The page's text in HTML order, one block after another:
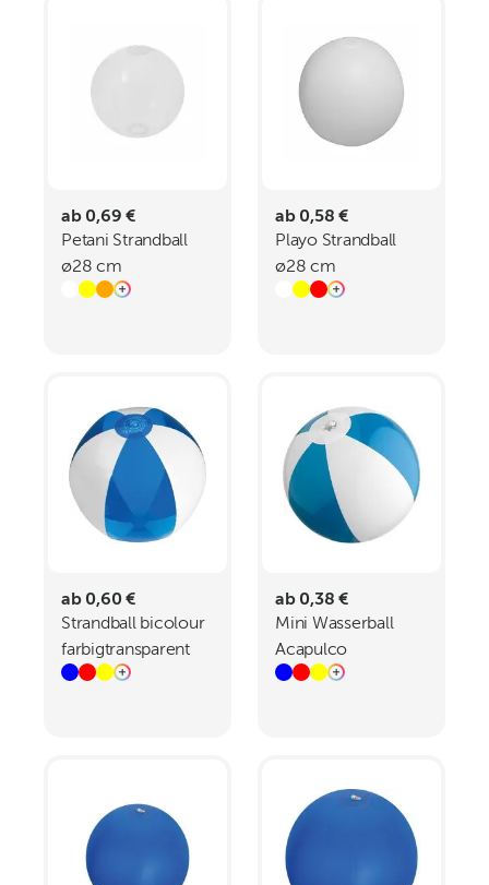
ab 0,69 €
Petani Strandball
ø28 cm
ab 0,58 €
Playo Strandball
ø28 cm
ab 0,60 €
Strandball bicolour
farbigtransparent
MARGARETHE
ab 0,38 €
Mini Wasserball
Acapulco